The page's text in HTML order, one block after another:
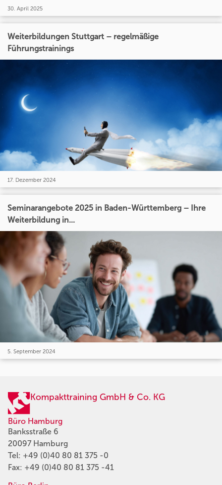
30. April 2025
Weiterbildungen Stuttgart – regelmäßige
Führungstrainings
17. Dezember 2024
Seminarangebote 2025 in Baden-Württemberg – Ihre
Weiterbildung in...
5. September 2024
Kompakttraining GmbH & Co. KG
Büro Hamburg
Banksstraße 6
20097 Hamburg
Tel: +49 (0)40 80 81 375 -0
Fax: +49 (0)40 80 81 375 -41